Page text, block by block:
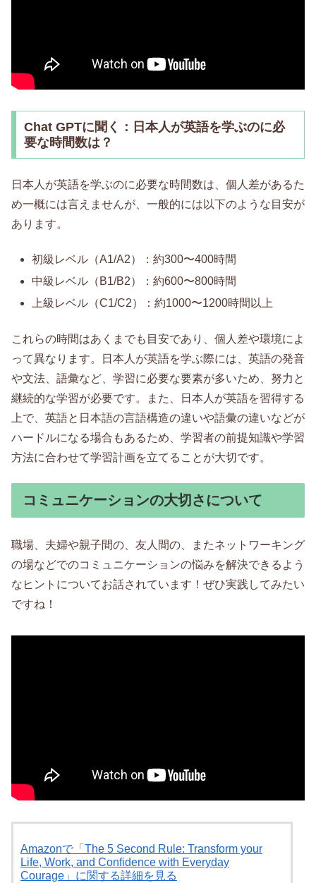
Chat GPTに聞く：日本人が英語を学ぶのに必
要な時間数は？
日本人が英語を学ぶのに必要な時間数は、個人差があるた
め一概には言えませんが、一般的には以下のような目安が
あります。
初級レベル（A1/A2）：約300〜400時間
中級レベル（B1/B2）：約600〜800時間
上級レベル（C1/C2）：約1000〜1200時間以上
これらの時間はあくまでも目安であり、個人差や環境によ
って異なります。日本人が英語を学ぶ際には、英語の発音
や文法、語彙など、学習に必要な要素が多いため、努力と
継続的な学習が必要です。また、日本人が英語を習得する
上で、英語と日本語の言語構造の違いや語彙の違いなどが
ハードルになる場合もあるため、学習者の前提知識や学習
方法に合わせて学習計画を立てることが大切です。
コミュニケーションの大切さについて
職場、夫婦や親子間の、友人間の、またネットワーキング
の場などでのコミュニケーションの悩みを解決できるよう
なヒントについてお話されています！ぜひ実践してみたい
ですね！
Amazonで「The 5 Second Rule: Transform your
Life, Work, and Confidence with Everyday
Courage」に関する詳細を見る